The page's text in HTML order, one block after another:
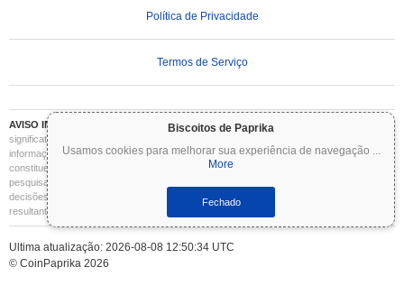
Biscoitos de Paprika
Usamos cookies para melhorar sua experiência de navegação ...
More
Fechado
Política de Privacidade
Termos de Serviço
AVISO IMPORTANTE:
As criptomoedas são altamente voláteis e envolvem riscos
significativos. Você pode perder parte ou todo o seu investimento. Todas as
informações no Coinpaprika são fornecidas apenas para fins informativos e não
constituem aconselhamento financeiro ou de investimento. Sempre faça sua própria
pesquisa (DYOR) e consulte um consultor financeiro qualificado antes de tomar
decisões de investimento. O Coinpaprika não se responsabiliza por quaisquer perdas
resultantes do uso dessas informações.
Ultima atualização: 2026-08-08 12:50:34 UTC
© CoinPaprika 2026